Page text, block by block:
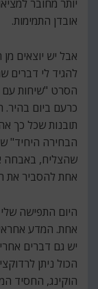
יותר מחובר
אובדן התמימות.
אבל יש יוצאים
להגיד לי דברים
הסרט "שיחות עם
כרעם ביום בהיר.
תובנות שכל כך
שהצליח, באבחה
אחת להסביר את
היום התפישה
אחת. המדע
יש גם דברים
הכול ניתן
הוקינג, החסיד